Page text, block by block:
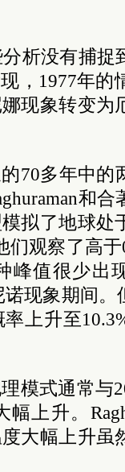
分析没有捕
，1977年的
现象转变为
70多年中的
和
拟了地球处
们观察了高
峰值很少出
现象期间
上升至
模式通常与
上升。
大幅上升虽